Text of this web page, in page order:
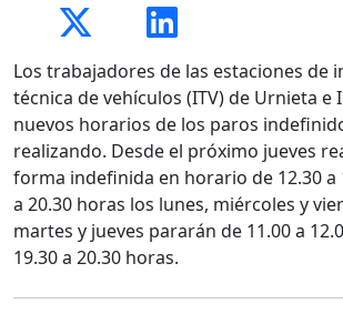
Los trabajadores de las estaciones de
técnica de vehículos (ITV) de Urnieta e
nuevos horarios de los paros
realizando. Desde el próximo jueves
forma indefinida en horario de 12.30 a
a 20.30 horas los lunes, miércoles y
martes y jueves pararán de 11.00 a
19.30 a 20.30 horas.